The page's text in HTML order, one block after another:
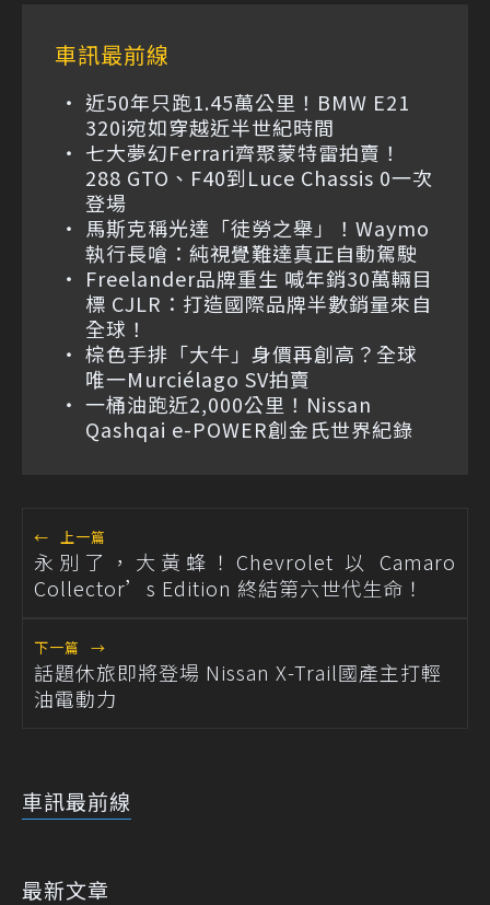
車訊最前線
近50年只跑1.45萬公里！BMW E21
320i宛如穿越近半世紀時間
七大夢幻Ferrari齊聚蒙特雷拍賣！
288 GTO、F40到Luce Chassis 0一次
登場
馬斯克稱光達「徒勞之舉」！Waymo
執行長嗆：純視覺難達真正自動駕駛
Freelander品牌重生 喊年銷30萬輛目
標 CJLR：打造國際品牌半數銷量來自
全球！
棕色手排「大牛」身價再創高？全球
唯一Murciélago SV拍賣
一桶油跑近2,000公里！Nissan
Qashqai e-POWER創金氏世界紀錄
← 上一篇
永別了，大黃蜂！Chevrolet 以 Camaro
Collector’s Edition 終結第六世代生命！
下一篇 →
話題休旅即將登場 Nissan X-Trail國產主打輕
油電動力
車訊最前線
最新文章